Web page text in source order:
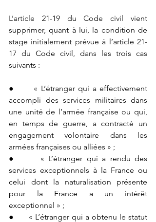
L’article 21-19 du Code civil vient
supprimer, quant à lui, la condition de
stage initialement prévue à l’article 21-
17 du Code civil, dans les trois cas
suivants :
●      « L’étranger qui a effectivement
accompli des services militaires dans
une unité de l’armée française ou qui,
en temps de guerre, a contracté un
engagement volontaire dans les
armées françaises ou alliées » ;
●      « L’étranger qui a rendu des
services exceptionnels à la France ou
celui dont la naturalisation présente
pour la France a un intérêt
exceptionnel » ;
●      « L’étranger qui a obtenu le statut